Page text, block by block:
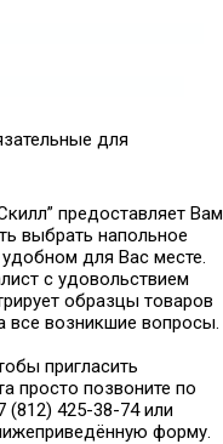
для
предоставляет Вам
выбрать напольное
для Вас месте.
с удовольствием
образцы товаров
все возникшие вопросы.
пригласить
просто позвоните по
(812) 425-38-74 или
форму.